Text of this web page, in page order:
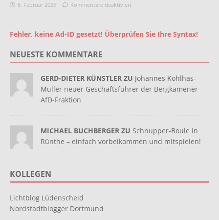
6. Februar 2025 Kommentare deaktiviert
Fehler, keine Ad-ID gesetzt! Überprüfen Sie Ihre Syntax!
NEUESTE KOMMENTARE
GERD-DIETER KÜNSTLER ZU Johannes Kohlhas-
Müller neuer Geschäftsführer der Bergkamener
AfD-Fraktion
MICHAEL BUCHBERGER ZU Schnupper-Boule in
Rünthe – einfach vorbeikommen und mitspielen!
KOLLEGEN
Lichtblog Lüdenscheid
Nordstadtblogger Dortmund